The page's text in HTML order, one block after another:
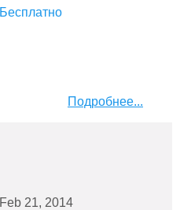
Бесплатно
Подробнее...
Feb 21, 2014